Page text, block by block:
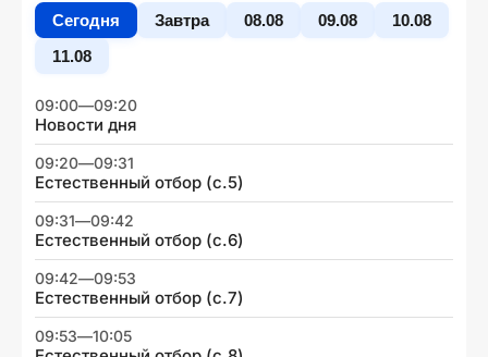
Сегодня Завтра 08.08 09.08
10.08
11.08
09:00—09:20
Новости дня
09:20—09:31
Естественный отбор (с.5)
09:31—09:42
Естественный отбор (с.6)
09:42—09:53
Естественный отбор (с.7)
09:53—10:05